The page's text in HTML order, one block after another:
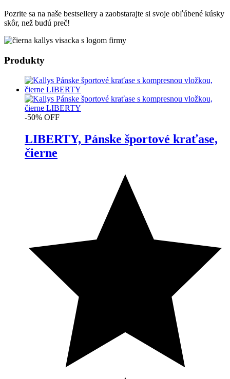
Pozrite sa na naše bestsellery a zaobstarajte si svoje obľúbené kúsky
skôr, než budú preč!
Produkty
-50% OFF
LIBERTY, Pánske športové kraťase,
čierne